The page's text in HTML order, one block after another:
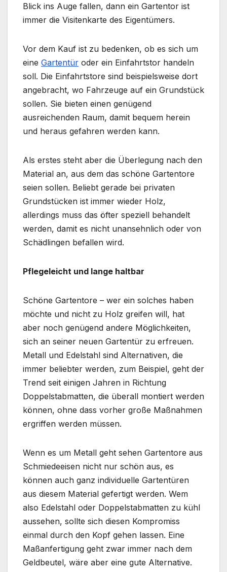
Blick ins Auge fallen, dann ein Gartentor ist
immer die Visitenkarte des Eigentümers.
Vor dem Kauf ist zu bedenken, ob es sich um
eine Gartentür oder ein Einfahrtstor handeln
soll. Die Einfahrtstore sind beispielsweise dort
angebracht, wo Fahrzeuge auf ein Grundstück
sollen. Sie bieten einen genügend
ausreichenden Raum, damit bequem herein
und heraus gefahren werden kann.
Als erstes steht aber die Überlegung nach den
Material an, aus dem das schöne Gartentore
seien sollen. Beliebt gerade bei privaten
Grundstücken ist immer wieder Holz,
allerdings muss das öfter speziell behandelt
werden, damit es nicht unansehnlich oder von
Schädlingen befallen wird.
Pflegeleicht und lange haltbar
Schöne Gartentore – wer ein solches haben
möchte und nicht zu Holz greifen will, hat
aber noch genügend andere Möglichkeiten,
sich an seiner neuen Gartentür zu erfreuen.
Metall und Edelstahl sind Alternativen, die
immer beliebter werden, zum Beispiel, geht der
Trend seit einigen Jahren in Richtung
Doppelstabmatten, die überall montiert werden
können, ohne dass vorher große Maßnahmen
ergriffen werden müssen.
Wenn es um Metall geht sehen Gartentore aus
Schmiedeeisen nicht nur schön aus, es
können auch ganz individuelle Gartentüren
aus diesem Material gefertigt werden. Wem
also Edelstahl oder Doppelstabmatten zu kühl
aussehen, sollte sich diesen Kompromiss
einmal durch den Kopf gehen lassen. Eine
Maßanfertigung geht zwar immer nach dem
Geldbeutel, wäre aber eine gute Alternative.